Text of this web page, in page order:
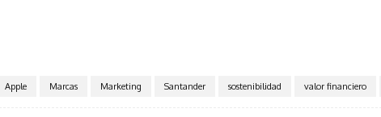
Apple Marcas Marketing Santander sostenibilidad valor financiero